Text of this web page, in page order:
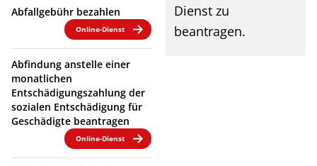
Abfallgebühr bezahlen
Online-Dienst
Abfindung anstelle einer
monatlichen
Entschädigungszahlung der
sozialen Entschädigung für
Geschädigte beantragen
Online-Dienst
Dienst zu
beantragen.